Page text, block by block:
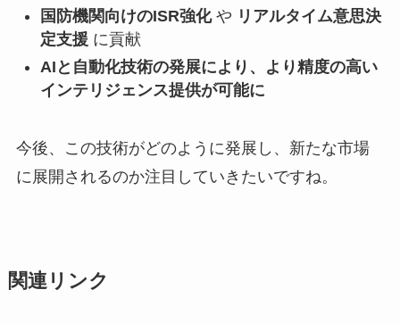
国防機関向けのISR強化や リアルタイム意思決
定支援 に貢献
AIと自動化技術の発展により、より精度の高い
インテリジェンス提供が可能に
今後、この技術がどのように発展し、新たな市場
に展開されるのか注目していきたいですね。
関連リンク